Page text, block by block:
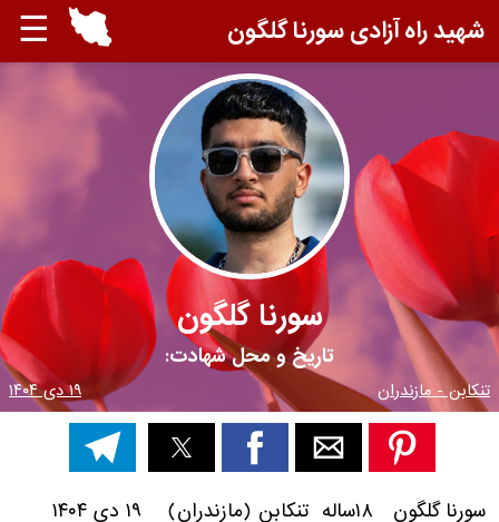
☰ شهید راه آزادی سورنا گلگون
سورنا گلگون
تاریخ و محل شهادت:
تنکابن - مازندران ۱۹ دی ۱۴۰۴
سورنا گلگون ۱۸ساله تنکابن (مازندران) ۱۹ دی ۱۴۰۴